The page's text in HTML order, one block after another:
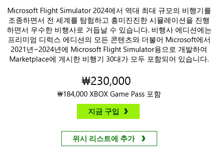
Microsoft Flight Simulator 2024에서 역대 최대 규모의 비행기를
조종하면서 전 세계를 탐험하고 흥미진진한 시뮬레이션을 진행
하면서 우수한 비행사로 거듭날 수 있습니다. 비행사 에디션에는
프리미엄 디럭스 에디션의 모든 콘텐츠와 더불어 Microsoft에서
2021년~2024년에 Microsoft Flight Simulator용으로 개발하여
Marketplace에 게시한 비행기 30대가 모두 포함되어 있습니다.
₩230,000
₩184,000 XBOX Game Pass 포함
지금 구입
위시 리스트에 추가